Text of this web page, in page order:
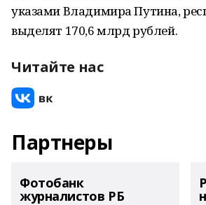
указами Владимира Путина,
выделят 170,6 млрд рублей.
Читайте нас
Партнеры
Фотобанк
журналистов РБ